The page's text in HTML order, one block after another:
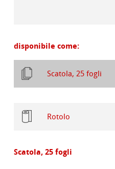
disponibile come:
Scatola, 25 fogli
Rotolo
Scatola, 25 fogli